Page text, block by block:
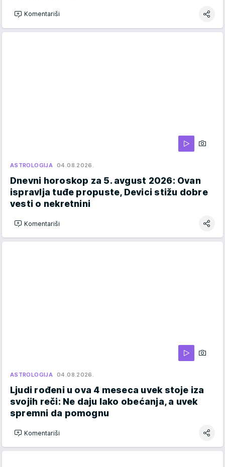
Komentariši
ASTROLOGIJA 04.08.2026.
Dnevni horoskop za 5. avgust 2026: Ovan
ispravlja tuđe propuste, Devici stižu dobre
vesti o nekretnini
Komentariši
ASTROLOGIJA 04.08.2026.
Ljudi rođeni u ova 4 meseca uvek stoje iza
svojih reči: Ne daju lako obećanja, a uvek
spremni da pomognu
Komentariši